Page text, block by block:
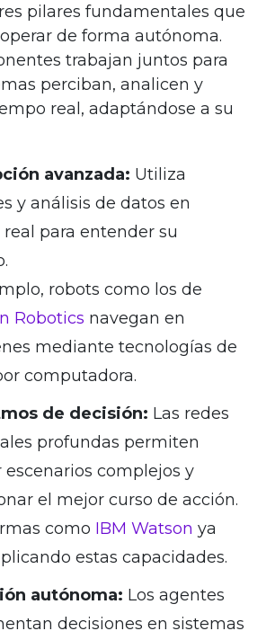
pilares fundamentales que
de forma autónoma.
trabajan juntos para
perciban, analicen y
real, adaptándose a su
avanzada: Utiliza
y análisis de datos en
para entender su
robots como los de
Robotics navegan en
mediante tecnologías de
computadora.
de decisión: Las redes
profundas permiten
escenarios complejos y
el mejor curso de acción.
como IBM Watson ya
estas capacidades.
autónoma: Los agentes
decisiones en sistemas